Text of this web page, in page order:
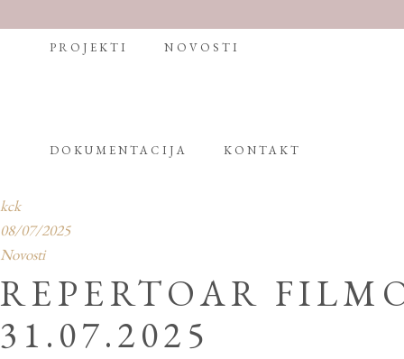
PROJEKTI NOVOSTI
DOKUMENTACIJA KONTAKT
kck
08/07/2025
Novosti
REPERTOAR
31.07.2025